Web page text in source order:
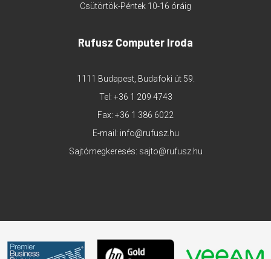
Csütörtök-Péntek 10-16 óráig
Rufusz Computer Iroda
1111 Budapest, Budafoki út 59.
Tel: +36 1 209 4743
Fax: +36 1 386 6022
E-mail: info@rufusz.hu
Sajtómegkeresés: sajto@rufusz.hu